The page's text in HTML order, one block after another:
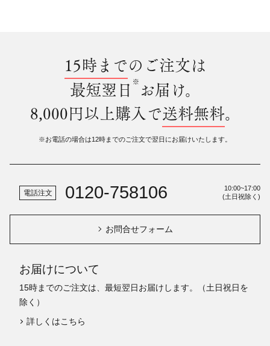
15時までのご注文は
最短翌日 ※ お届け。
8,000円以上購入で送料無料。
※お電話の場合は12時までのご注文で翌日にお届けいたします。
電話注文 0120-758106
10:00~17:00
(土日祝除く)
お問合せフォーム
お届けについて
15時までのご注文は、最短翌日お届けします。（土日祝日を
除く）
詳しくはこちら